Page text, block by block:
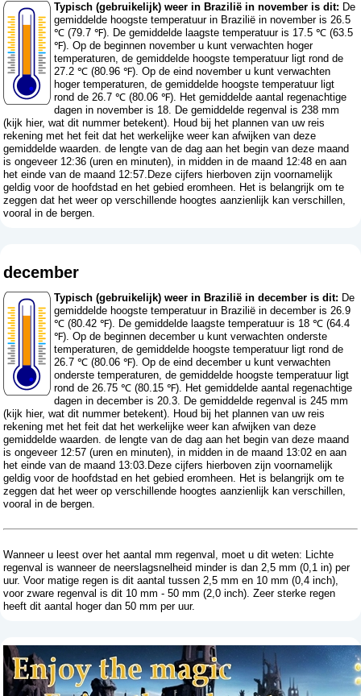
Typisch (gebruikelijk) weer in Brazilië in november is dit: De
gemiddelde hoogste temperatuur in Brazilië in november is 26.5
℃ (79.7 ℉). De gemiddelde laagste temperatuur is 17.5 ℃ (63.5
℉). Op de beginnen november u kunt verwachten hoger
temperaturen, de gemiddelde hoogste temperatuur ligt rond de
27.2 ℃ (80.96 ℉). Op de eind november u kunt verwachten
hoger temperaturen, de gemiddelde hoogste temperatuur ligt
rond de 26.7 ℃ (80.06 ℉). Het gemiddelde aantal regenachtige
dagen in november is 18. De gemiddelde regenval is 238 mm
(kijk hier, wat dit nummer betekent). Houd bij het plannen van uw reis
rekening met het feit dat het werkelijke weer kan afwijken van deze
gemiddelde waarden. de lengte van de dag aan het begin van deze maand
is ongeveer 12:36 (uren en minuten), in midden in de maand 12:48 en aan
het einde van de maand 12:57.Deze cijfers hierboven zijn voornamelijk
geldig voor de hoofdstad en het gebied eromheen. Het is belangrijk om te
zeggen dat het weer op verschillende hoogtes aanzienlijk kan verschillen,
vooral in de bergen.
december
Typisch (gebruikelijk) weer in Brazilië in december is dit: De
gemiddelde hoogste temperatuur in Brazilië in december is 26.9
℃ (80.42 ℉). De gemiddelde laagste temperatuur is 18 ℃ (64.4
℉). Op de beginnen december u kunt verwachten onderste
temperaturen, de gemiddelde hoogste temperatuur ligt rond de
26.7 ℃ (80.06 ℉). Op de eind december u kunt verwachten
onderste temperaturen, de gemiddelde hoogste temperatuur ligt
rond de 26.75 ℃ (80.15 ℉). Het gemiddelde aantal regenachtige
dagen in december is 20.3. De gemiddelde regenval is 245 mm
(kijk hier, wat dit nummer betekent). Houd bij het plannen van uw reis
rekening met het feit dat het werkelijke weer kan afwijken van deze
gemiddelde waarden. de lengte van de dag aan het begin van deze maand
is ongeveer 12:57 (uren en minuten), in midden in de maand 13:02 en aan
het einde van de maand 13:03.Deze cijfers hierboven zijn voornamelijk
geldig voor de hoofdstad en het gebied eromheen. Het is belangrijk om te
zeggen dat het weer op verschillende hoogtes aanzienlijk kan verschillen,
vooral in de bergen.
Wanneer u leest over het aantal mm regenval, moet u dit weten: Lichte
regenval is wanneer de neerslagsnelheid minder is dan 2,5 mm (0,1 in) per
uur. Voor matige regen is dit aantal tussen 2,5 mm en 10 mm (0,4 inch),
voor zware regenval is dit 10 mm - 50 mm (2,0 inch). Zeer sterke regen
heeft dit aantal hoger dan 50 mm per uur.